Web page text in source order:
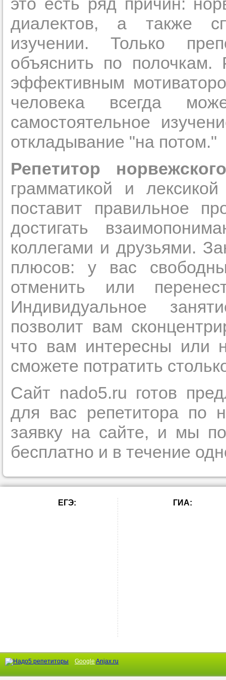
советам,
репетитора
Совет 2.
заявку на
то в поле
укажите как
самого
репетитора.
Мы
в
советам,
репетитора
Совет 3.
студент-
хорошо
задачей. Он
цена ниже, и
найдет
учеником.
Орехово-Зуево
Протвино
Пушкино
Раменское
Реутов
Сергиев Посад
Серпухов
Солнечногорск
Старая Купавна
Ступино
Троицк
Химки
Черноголовка
Щелково
Электросталь
Электроугли
Юбилейный
диалектов, а также
изучении. Только
объяснить по полочкам.
эффективным
человека всегда
самостоятельное
откладывание "на потом."
Репетитор
грамматикой и
поставит правильное
достигать
коллегами и друзьями.
плюсов: у вас
отменить или
Индивидуальное
позволит вам
что вам интересны или
сможете потратить
Сайт nado5.ru готов
для вас репетитора по
заявку на сайте, и мы
бесплатно и в течение
ЕГЭ: ГИА:
GoogleAnjax.ru